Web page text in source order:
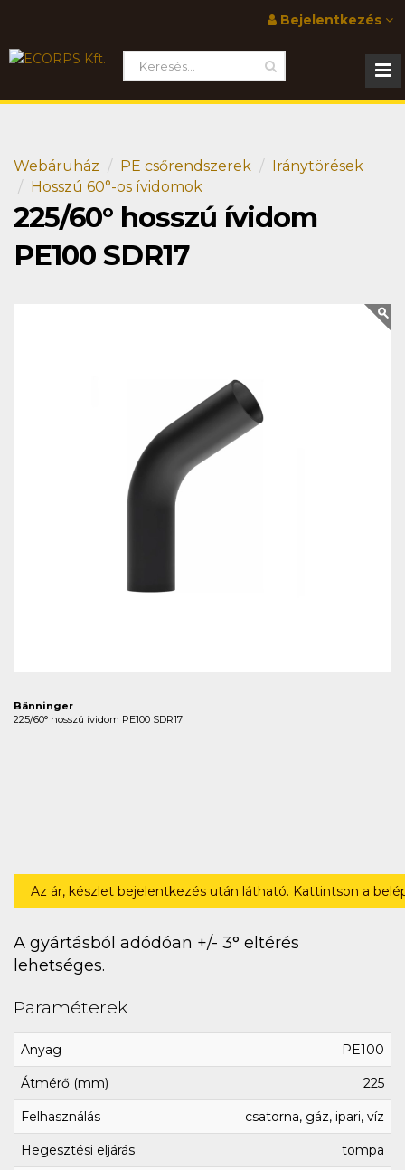
Bejelentkezés
Webáruház PE csőrendszerek
Iránytörések
Hosszú 60°-os ívidomok
225/60° hosszú ívidom
PE100 SDR17
Bänninger
225/60° hosszú ívidom PE100 SDR17
Az ár, készlet bejelentkezés után látható. Kattintson a
A gyártásból adódóan +/- 3° eltérés
lehetséges.
Paraméterek
Anyag PE100
Átmérő (mm) 225
Felhasználás csatorna, gáz, ipari, víz
Hegesztési eljárás tompa